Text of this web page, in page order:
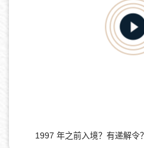
1997 年之前入境？有递解令